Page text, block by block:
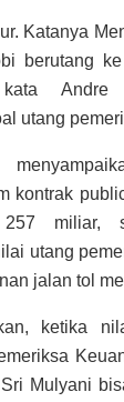
Katanya
berutang
Andre
utang
kontrak
miliar,
utang
jalan tol
ketika
Mulyani